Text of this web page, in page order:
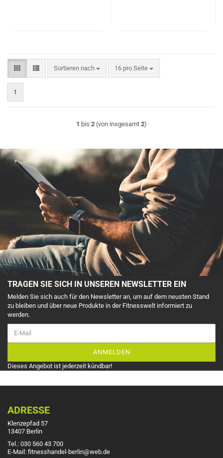
Sortieren nach
Sortieren nach 16 pro Seite
pro Seite
1
1 bis 2 (von insgesamt 2)
TRAGEN SIE SICH IN UNSEREN NEWSLETTER EIN
Melden Sie sich auch für den Newsletter an, um auf dem neusten Stand
zu bleiben und über neue Produkte in der Fitnesswelt informiert zu
werden.
ANMELDEN
Dieses Angebot ist jederzeit kündbar!
ADRESSE
Klenzepfad 57
13407 Berlin
Tel.: 030 560 43 700
E-Mail: fitnesshandel-berlin@web.de